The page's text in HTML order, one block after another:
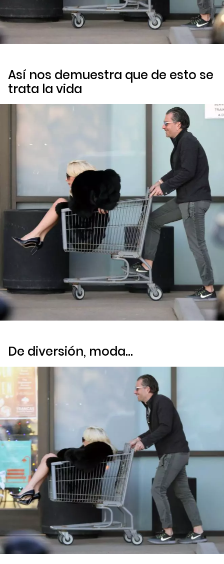
Así nos demuestra que de esto se
trata la vida
De diversión, moda…